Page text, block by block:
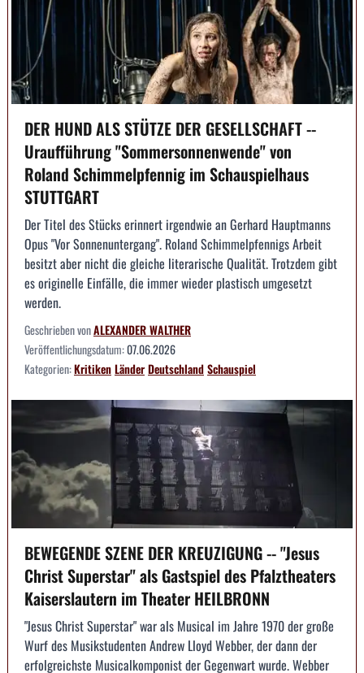
DER HUND ALS STÜTZE DER GESELLSCHAFT --
Uraufführung "Sommersonnenwende" von
Roland Schimmelpfennig im Schauspielhaus
STUTTGART
Der Titel des Stücks erinnert irgendwie an Gerhard Hauptmanns
Opus "Vor Sonnenuntergang". Roland Schimmelpfennigs Arbeit
besitzt aber nicht die gleiche literarische Qualität. Trotzdem gibt
es originelle Einfälle, die immer wieder plastisch umgesetzt
werden.
Geschrieben vonALEXANDER WALTHER
Veröffentlichungsdatum:07.06.2026
Kategorien:KritikenLänderDeutschlandSchauspiel
BEWEGENDE SZENE DER KREUZIGUNG -- "Jesus
Christ Superstar" als Gastspiel des Pfalztheaters
Kaiserslautern im Theater HEILBRONN
"Jesus Christ Superstar" war als Musical im Jahre 1970 der große
Wurf des Musikstudenten Andrew Lloyd Webber, der dann der
erfolgreichste Musicalkomponist der Gegenwart wurde. Webber